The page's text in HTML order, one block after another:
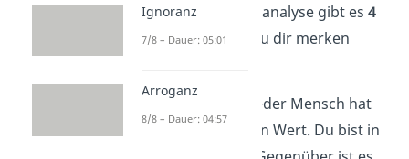
Bei der Transaktionsanalyse gibt es 4
Leitprinzipien, die du dir merken
OK-OK-Haltung:
Jeder Mensch hat
einen grundlegenden Wert. Du bist in
Ignoranz
7/8 – Dauer: 05:01
Arroganz
8/8 – Dauer: 04:57